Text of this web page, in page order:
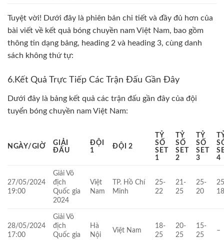
Tuyệt vời! Dưới đây là phiên bản chi tiết và đầy đủ hơn của
bài viết về kết quả bóng chuyền nam Việt Nam, bao gồm
thông tin dạng bảng, heading 2 và heading 3, cùng danh
sách không thứ tự:
6.Kết Quả Trực Tiếp Các Trận Đấu Gần Đây
Dưới đây là bảng kết quả các trận đấu gần đây của đội
tuyển bóng chuyền nam Việt Nam:
NGÀY/GIỜ
GIẢI
ĐẤU
ĐỘI
1
ĐỘI 2
TỶ
SỐ
SET
1
TỶ
SỐ
SET
2
TỶ
SỐ
SET
3
4
27/05/2024
19:00
Giải Vô
địch
Quốc gia
2024
Việt
Nam
TP. Hồ Chí
Minh
25-
22
21-
25
25-
20
28/05/2024
17:00
Giải Vô
địch
Quốc gia
Hà
Nội
Việt Nam
18-
25
20-
25
15-
25
–